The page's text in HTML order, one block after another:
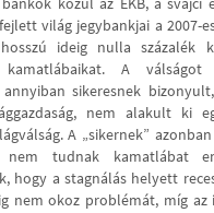
világ jegybankjai a 2007-
ideig nulla százalék
kamatlábaikat. A válságot
annyiban sikeresnek
nem alakult ki
A „sikernek”
nem tudnak kamatlábat
hogy a stagnálás helyett
nem okoz problémát, míg az